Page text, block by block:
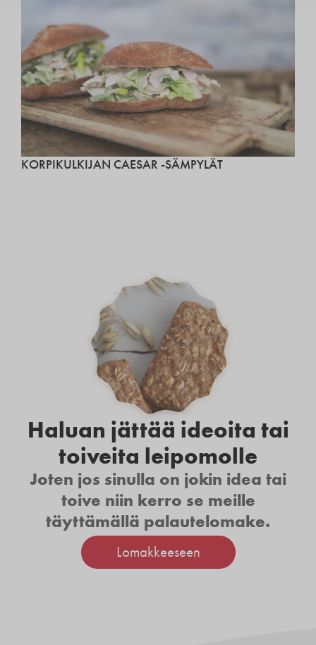
KORPIKULKIJAN CAESAR -SÄMPYLÄT
Haluan jättää ideoita tai
toiveita leipomolle
Joten jos sinulla on jokin idea tai
toive niin kerro se meille
täyttämällä palautelomake.
Lomakkeeseen